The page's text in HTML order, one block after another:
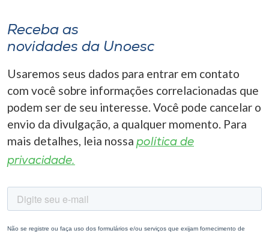
Receba as
novidades da Unoesc
Usaremos seus dados para entrar em contato
com você sobre informações correlacionadas que
podem ser de seu interesse. Você pode cancelar o
envio da divulgação, a qualquer momento. Para
mais detalhes, leia nossa política de
privacidade.